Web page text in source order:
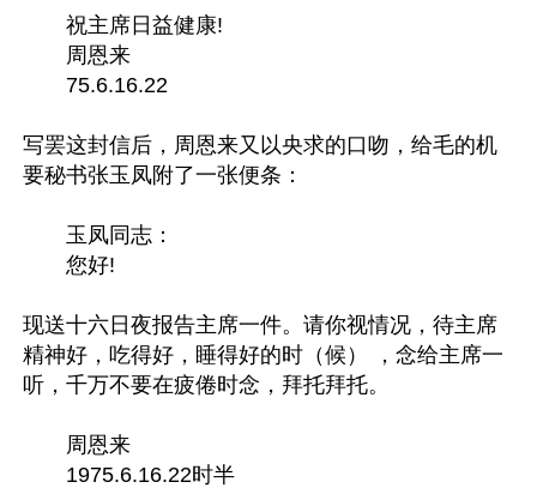
祝主席日益健康!
周恩来
75.6.16.22
写罢这封信后，周恩来又以央求的口吻，给毛的机
要秘书张玉凤附了一张便条：
玉凤同志：
您好!
现送十六日夜报告主席一件。请你视情况，待主席
精神好，吃得好，睡得好的时（候） ，念给主席一
听，千万不要在疲倦时念，拜托拜托。
周恩来
1975.6.16.22时半